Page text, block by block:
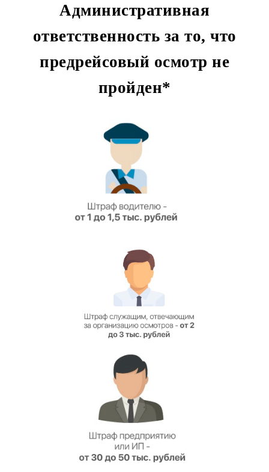
Административная
ответственность за то, что
предрейсовый осмотр не
пройден*